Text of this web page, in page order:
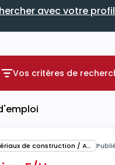
avec votre
Vos critères
Vos critères de
BTP / Matériaux de construction / Architecture